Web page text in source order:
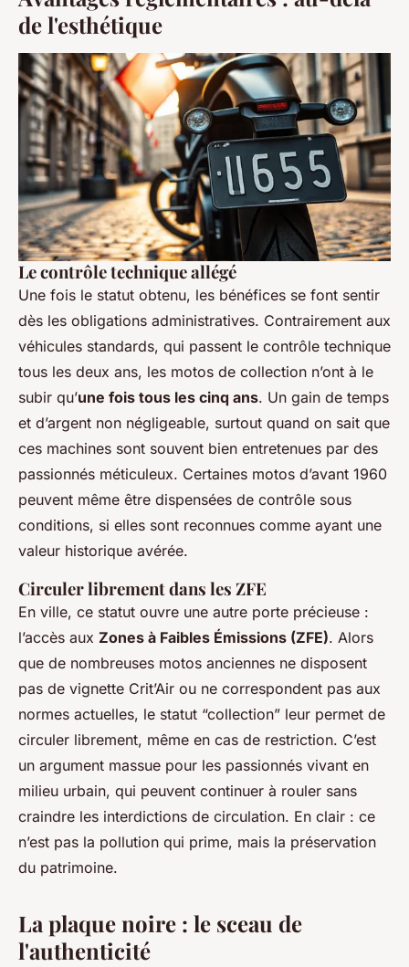
de l'esthétique
Le contrôle technique allégé
Une fois le statut obtenu, les bénéfices se font sentir
dès les obligations administratives. Contrairement aux
véhicules standards, qui passent le contrôle technique
tous les deux ans, les motos de collection n’ont à le
subir qu’une fois tous les cinq ans. Un gain de temps
et d’argent non négligeable, surtout quand on sait que
ces machines sont souvent bien entretenues par des
passionnés méticuleux. Certaines motos d’avant 1960
peuvent même être dispensées de contrôle sous
conditions, si elles sont reconnues comme ayant une
valeur historique avérée.
Circuler librement dans les ZFE
En ville, ce statut ouvre une autre porte précieuse :
l’accès aux Zones à Faibles Émissions (ZFE). Alors
que de nombreuses motos anciennes ne disposent
pas de vignette Crit’Air ou ne correspondent pas aux
normes actuelles, le statut “collection” leur permet de
circuler librement, même en cas de restriction. C’est
un argument massue pour les passionnés vivant en
milieu urbain, qui peuvent continuer à rouler sans
craindre les interdictions de circulation. En clair : ce
n’est pas la pollution qui prime, mais la préservation
du patrimoine.
La plaque noire : le sceau de
l'authenticité